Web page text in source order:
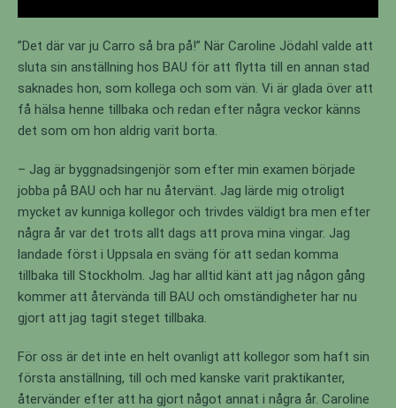
”Det där var ju Carro så bra på!” När Caroline Jödahl valde att
sluta sin anställning hos BAU för att flytta till en annan stad
saknades hon, som kollega och som vän. Vi är glada över att
få hälsa henne tillbaka och redan efter några veckor känns
det som om hon aldrig varit borta.
– Jag är byggnadsingenjör som efter min examen började
jobba på BAU och har nu återvänt. Jag lärde mig otroligt
mycket av kunniga kollegor och trivdes väldigt bra men efter
några år var det trots allt dags att prova mina vingar. Jag
landade först i Uppsala en sväng för att sedan komma
tillbaka till Stockholm. Jag har alltid känt att jag någon gång
kommer att återvända till BAU och omständigheter har nu
gjort att jag tagit steget tillbaka.
För oss är det inte en helt ovanligt att kollegor som haft sin
första anställning, till och med kanske varit praktikanter,
återvänder efter att ha gjort något annat i några år. Caroline